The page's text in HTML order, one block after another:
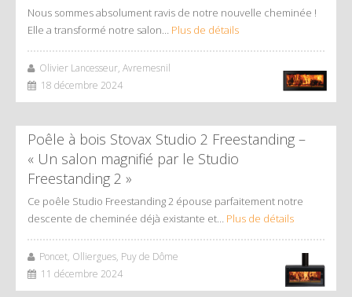
Nous sommes absolument ravis de notre nouvelle cheminée !
Elle a transformé notre salon… Plus de détails
Olivier Lancesseur, Avremesnil
18 décembre 2024
Poêle à bois Stovax Studio 2 Freestanding –
« Un salon magnifié par le Studio
Freestanding 2 »
Ce poêle Studio Freestanding 2 épouse parfaitement notre
descente de cheminée déjà existante et… Plus de détails
Poncet, Olliergues, Puy de Dôme
11 décembre 2024